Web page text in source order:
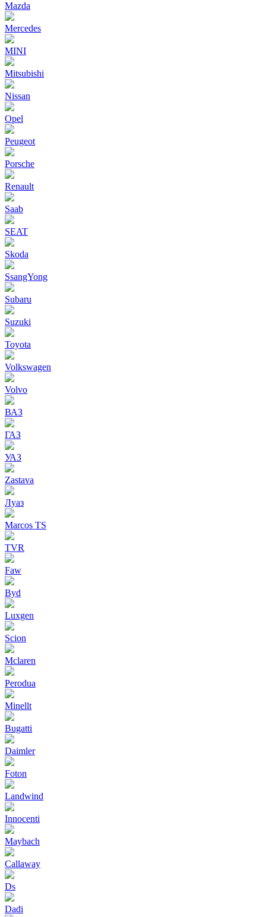
Mazda
Mercedes
MINI
Mitsubishi
Nissan
Opel
Peugeot
Porsche
Renault
Saab
SEAT
Skoda
SsangYong
Subaru
Suzuki
Toyota
Volkswagen
Volvo
ВАЗ
ГАЗ
УАЗ
Zastava
Луаз
Marcos TS
TVR
Faw
Byd
Luxgen
Scion
Mclaren
Perodua
Minellt
Bugatti
Daimler
Foton
Landwind
Innocenti
Maybach
Callaway
Ds
Dadi